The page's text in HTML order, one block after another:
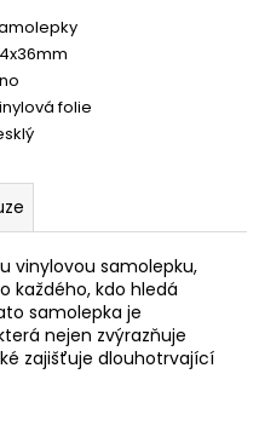
folie
vinylovou samolepku,
každého, kdo hledá
samolepka je
nejen zvýrazňuje
zajišťuje dlouhotrvající